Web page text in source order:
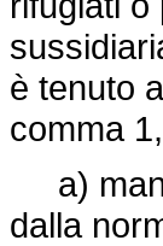
è tenuto
comma
a)
dalla